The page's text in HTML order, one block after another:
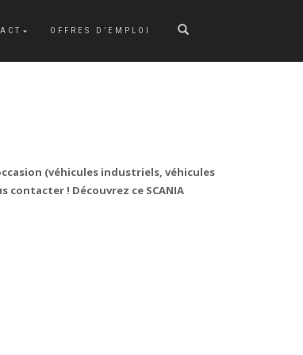
OFFRES D’EMPLOI
(véhicules industriels, véhicules
contacter ! Découvrez ce SCANIA